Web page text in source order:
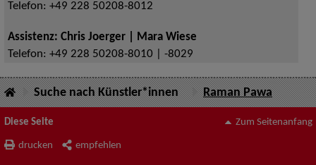
Telefon: +49 228 50208-8012
Assistenz: Chris Joerger | Mara Wiese
Telefon: +49 228 50208-8010 | -8029
Suche nach Künstler*innen Raman Pawa
Diese Seite
drucken empfehlen
Zum Seitenanfang